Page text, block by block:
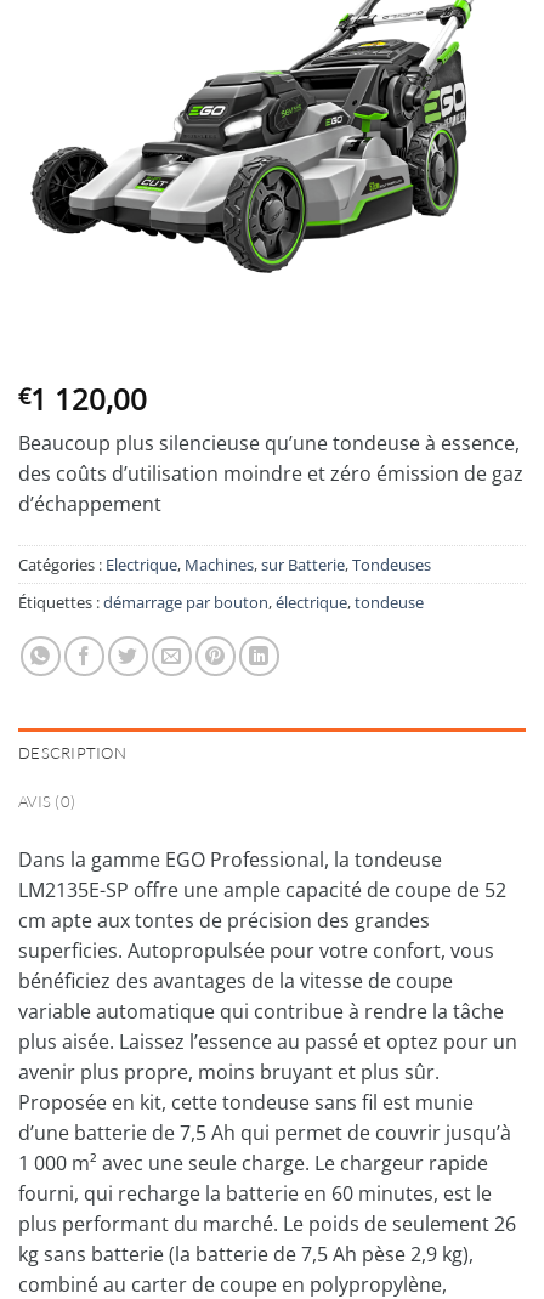
€1 120,00
Beaucoup plus silencieuse qu’une tondeuse à essence,
des coûts d’utilisation moindre et zéro émission de gaz
d’échappement
Catégories : Electrique, Machines,sur Batterie,Tondeuses
Étiquettes :démarrage par bouton,électrique,tondeuse
DESCRIPTION
AVIS (0)
Dans la gamme EGO Professional, la tondeuse
LM2135E-SP offre une ample capacité de coupe de 52
cm apte aux tontes de précision des grandes
superficies. Autopropulsée pour votre confort, vous
bénéficiez des avantages de la vitesse de coupe
variable automatique qui contribue à rendre la tâche
plus aisée. Laissez l’essence au passé et optez pour un
avenir plus propre, moins bruyant et plus sûr.
Proposée en kit, cette tondeuse sans fil est munie
d’une batterie de 7,5 Ah qui permet de couvrir jusqu’à
1 000 m² avec une seule charge. Le chargeur rapide
fourni, qui recharge la batterie en 60 minutes, est le
plus performant du marché. Le poids de seulement 26
kg sans batterie (la batterie de 7,5 Ah pèse 2,9 kg),
combiné au carter de coupe en polypropylène,